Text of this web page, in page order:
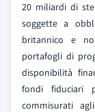
20 miliardi di
soggette a
britannico e
portafogli di
disponibilità
fondi fiduciari
commisurati